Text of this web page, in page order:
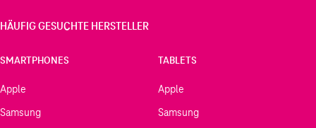
HÄUFIG GESUCHTE HERSTELLER
SMARTPHONES
Apple
Samsung
TABLETS
Apple
Samsung